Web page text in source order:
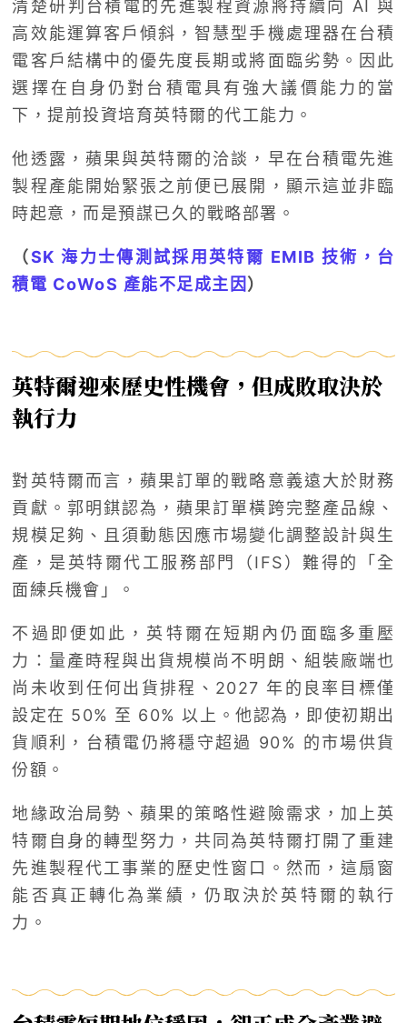
清楚研判台積電的先進製程資源將持續向 AI 與
高效能運算客戶傾斜，智慧型手機處理器在台積
電客戶結構中的優先度長期或將面臨劣勢。因此
選擇在自身仍對台積電具有強大議價能力的當
下，提前投資培育英特爾的代工能力。
他透露，蘋果與英特爾的洽談，早在台積電先進
製程產能開始緊張之前便已展開，顯示這並非臨
時起意，而是預謀已久的戰略部署。
（SK 海力士傳測試採用英特爾 EMIB 技術，台
積電 CoWoS 產能不足成主因 ）
英特爾迎來歷史性機會，但成敗取決於
執行力
對英特爾而言，蘋果訂單的戰略意義遠大於財務
貢獻。郭明錤認為，蘋果訂單橫跨完整產品線、
規模足夠、且須動態因應市場變化調整設計與生
產，是英特爾代工服務部門（IFS）難得的「全
面練兵機會」。
不過即便如此，英特爾在短期內仍面臨多重壓
力：量產時程與出貨規模尚不明朗、組裝廠端也
尚未收到任何出貨排程、2027 年的良率目標僅
設定在 50% 至 60% 以上。他認為，即使初期出
貨順利，台積電仍將穩守超過 90% 的市場供貨
份額。
地緣政治局勢、蘋果的策略性避險需求，加上英
特爾自身的轉型努力，共同為英特爾打開了重建
先進製程代工事業的歷史性窗口。然而，這扇窗
能否真正轉化為業績，仍取決於英特爾的執行
力。